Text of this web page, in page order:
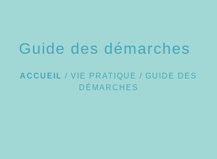
Guide des démarches
ACCUEIL / VIE PRATIQUE / GUIDE DES
DÉMARCHES